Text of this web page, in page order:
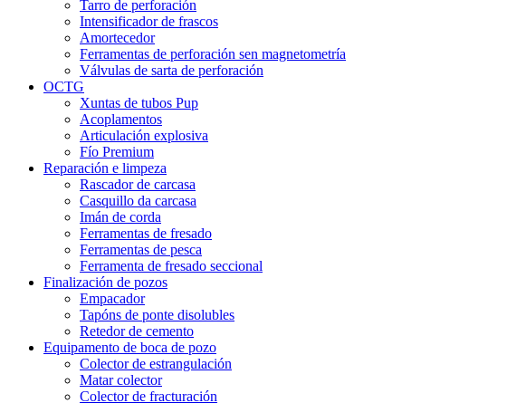
Tarro de perforación
Intensificador de frascos
Amortecedor
Ferramentas de perforación sen magnetometría
Válvulas de sarta de perforación
OCTG
Xuntas de tubos Pup
Acoplamentos
Articulación explosiva
Fío Premium
Reparación e limpeza
Rascador de carcasa
Casquillo da carcasa
Imán de corda
Ferramentas de fresado
Ferramentas de pesca
Ferramenta de fresado seccional
Finalización de pozos
Empacador
Tapóns de ponte disolubles
Retedor de cemento
Equipamento de boca de pozo
Colector de estrangulación
Matar colector
Colector de fracturación